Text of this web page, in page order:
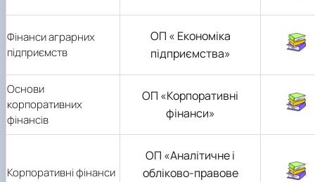
Фінанси аграрних
підприємств
ОП « Економіка
підприємства»
Основи
корпоративних
фінансів
ОП «Корпоративні
фінанси»
Корпоративні фінанси
ОП «Аналітичне і
обліково-правове